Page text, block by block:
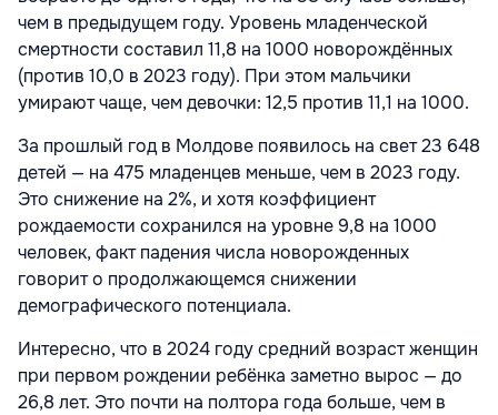
чем в предыдущем году. Уровень младенческой
смертности составил 11,8 на 1000 новорождённых
(против 10,0 в 2023 году). При этом мальчики
умирают чаще, чем девочки: 12,5 против 11,1 на 1000.
За прошлый год в Молдове появилось на свет 23 648
детей — на 475 младенцев меньше, чем в 2023 году.
Это снижение на 2%, и хотя коэффициент
рождаемости сохранился на уровне 9,8 на 1000
человек, факт падения числа новорожденных
говорит о продолжающемся снижении
демографического потенциала.
Интересно, что в 2024 году средний возраст женщин
при первом рождении ребёнка заметно вырос — до
26,8 лет. Это почти на полтора года больше, чем в